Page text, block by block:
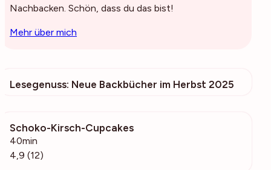
Nachbacken. Schön, dass du das bist!
Mehr über mich
59
Lesegenuss: Neue Backbücher im Herbst 2025
Schoko-Kirsch-Cupcakes
40min
4,9 (12)